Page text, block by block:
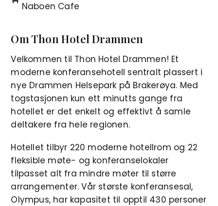
Naboen Cafe
Om Thon Hotel Drammen
Velkommen til Thon Hotel Drammen! Et
moderne konferansehotell sentralt plassert i
nye Drammen Helsepark på Brakerøya. Med
togstasjonen kun ett minutts gange fra
hotellet er det enkelt og effektivt å samle
deltakere fra hele regionen.
Hotellet tilbyr 220 moderne hotellrom og 22
fleksible møte- og konferanselokaler
tilpasset alt fra mindre møter til større
arrangementer. Vår største konferansesal,
Olympus, har kapasitet til opptil 430 personer